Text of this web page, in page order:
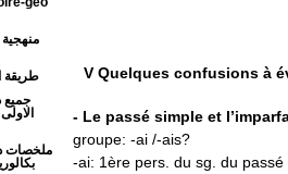
منهجية
طريقة
جميع
ملخصات
V Quelques confusions à
- Le passé simple et
groupe: -ai /-ais?
-ai: 1ère pers. du sg. du passé